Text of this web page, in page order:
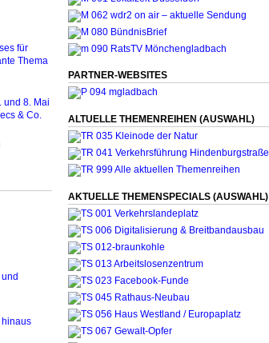
für
Thema
und 8. Mai
& Co.
hinaus
PARTNER-WEBSITES
ALTUELLE THEMENREIHEN (AUSWAHL)
AKTUELLE THEMENSPECIALS (AUSWAHL)